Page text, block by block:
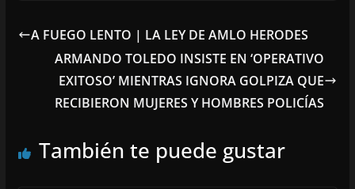
A FUEGO LENTO | LA LEY DE AMLO HERODES
ARMANDO TOLEDO INSISTE EN ‘OPERATIVO
EXITOSO’ MIENTRAS IGNORA GOLPIZA QUE
RECIBIERON MUJERES Y HOMBRES POLICÍAS
También te puede gustar